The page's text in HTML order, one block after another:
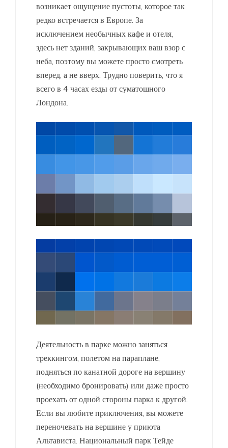
возникает ощущение пустоты, которое так
редко встречается в Европе. За
исключением необычных кафе и отеля,
здесь нет зданий, закрывающих ваш взор с
неба, поэтому вы можете просто смотреть
вперед, а не вверх. Трудно поверить, что я
всего в 4 часах езды от суматошного
Лондона.
Деятельность в парке можно заняться
треккингом, полетом на параплане,
подняться по канатной дороге на вершину
(необходимо бронировать) или даже просто
проехать от одной стороны парка к другой.
Если вы любите приключения, вы можете
переночевать на вершине у приюта
Альтависта. Национальный парк Тейде